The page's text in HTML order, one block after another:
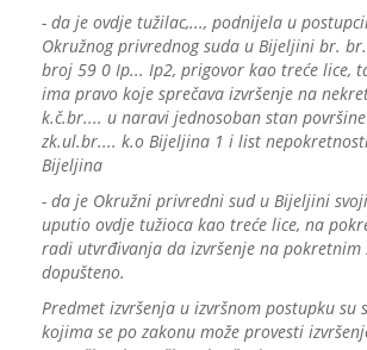
- da je ovdje tužilac,..., podnijela u
Okružnog privrednog suda u Bijeljini br.
broj 59 0 Ip... Ip2, prigovor kao treće lice,
ima pravo koje sprečava izvršenje na
k.č.br.... u naravi jednosoban stan
zk.ul.br.... k.o Bijeljina 1 i list
Bijeljina
- da je Okružni privredni sud u Bijeljini
uputio ovdje tužioca kao treće lice, na
radi utvrđivanja da izvršenje na
dopušteno.
Predmet izvršenja u izvršnom postupku su
kojima se po zakonu može provesti